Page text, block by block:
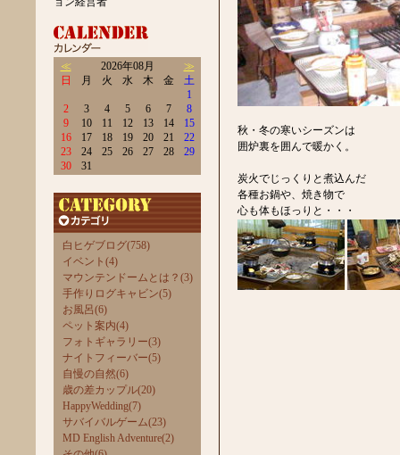
≪ 2026年08月
≫
日
月 火 水 木 金
土
1
2
3 4 5 6 7
8
9
10 11 12 13 14
15
16
17 18 19 20 21
22
23
24 25 26 27 28
29
30
31
白ヒゲブログ(758)
イベント(4)
マウンテンドームとは？(3)
手作りログキャビン(5)
お風呂(6)
ペット案内(4)
フォトギャラリー(3)
ナイトフィーバー(5)
自慢の自然(6)
歳の差カップル(20)
HappyWedding(7)
サバイバルゲーム(23)
MD English Adventure(2)
秋・冬の寒いシーズンは
囲炉裏を囲んで暖かく。
炭火でじっくりと煮込んだ
各種お鍋や、焼き物で
心も体もほっりと・・・